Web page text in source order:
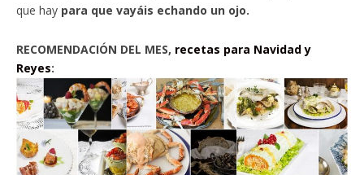
que hay para que vayáis echando un ojo.
RECOMENDACIÓN DEL MES, recetas para Navidad y
Reyes: